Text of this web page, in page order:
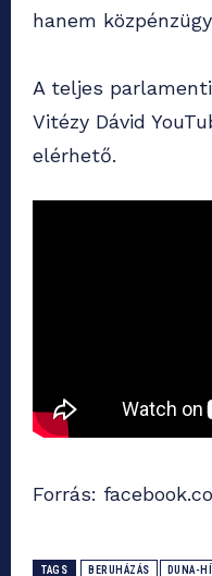
hanem
A teljes
Vitézy Dávid
elérhető.
Forrás:
TAGS BERUHÁZÁS DUNA-